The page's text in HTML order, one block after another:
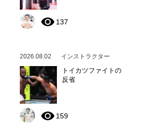
137
2026.08.02 インストラクター
トイカツファイトの
反省
159